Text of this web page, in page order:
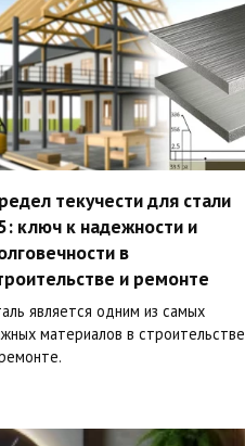
текучести для стали
ключ к надежности и
в
и ремонте
является одним из самых
материалов в строительстве